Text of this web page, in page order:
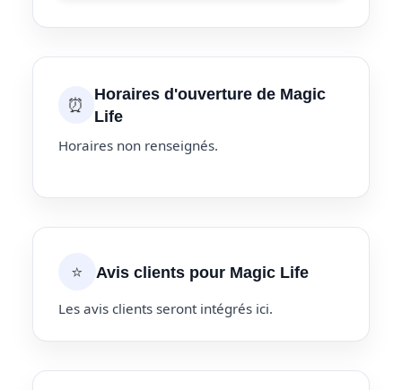
⏰
Horaires d'ouverture de Magic
Life
Horaires non renseignés.
⭐ Avis clients pour Magic Life
Les avis clients seront intégrés ici.